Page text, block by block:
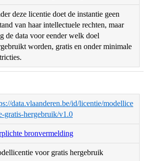
deze licentie doet de instantie geen
van haar intellectuele rechten, maar
de data voor eender welk doel
worden, gratis en onder minimale
data.vlaanderen.be/id/licentie/modellice
gratis-hergebruik/v1.0
bronvermelding
voor gratis hergebruik